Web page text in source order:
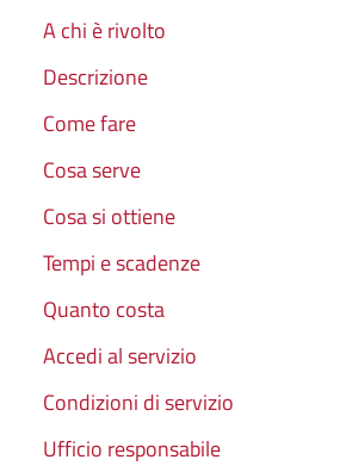
A chi è rivolto
Descrizione
Come fare
Cosa serve
Cosa si ottiene
Tempi e scadenze
Quanto costa
Accedi al servizio
Condizioni di servizio
Ufficio responsabile